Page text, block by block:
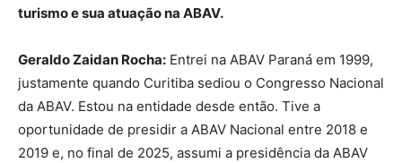
turismo e sua atuação na ABAV.
Geraldo Zaidan Rocha: Entrei na ABAV Paraná em 1999,
justamente quando Curitiba sediou o Congresso Nacional
da ABAV. Estou na entidade desde então. Tive a
oportunidade de presidir a ABAV Nacional entre 2018 e
2019 e, no final de 2025, assumi a presidência da ABAV